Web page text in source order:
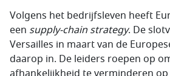
Volgens het bedrijfsleven heeft
een supply-chain strategy. De
Versailles in maart van de
daarop in. De leiders roepen op